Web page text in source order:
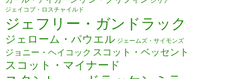
ジェイコブ・ロスチャイルド
ジェフリー・ガンドラック
ジェローム・パウエル ジェームズ・サイモンズ
ジョニー・ヘイコック スコット・ベッセント
スコット・マイナード